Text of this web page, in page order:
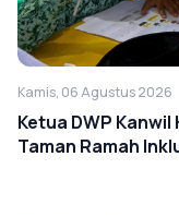
Kamis, 06 Agustus 2026
Ketua DWP Kanwil
Taman Ramah